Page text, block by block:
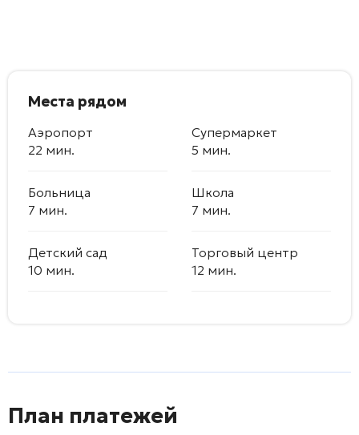
Места рядом
Аэропорт
22 мин.
Супермаркет
5 мин.
Больница
7 мин.
Школа
7 мин.
Детский сад
10 мин.
Торговый центр
12 мин.
План платежей